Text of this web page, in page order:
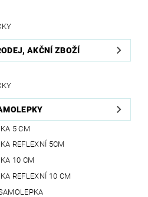
AKČNÍ ZBOŽÍ
5 CM
REFLEXNÍ 5CM
10 CM
REFLEXNÍ 10 CM